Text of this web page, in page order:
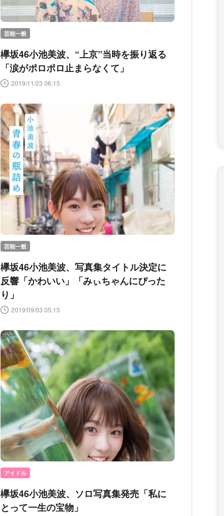
芸能一般
欅坂46小池美波、“上京”当時を振り返る
「涙がポロポロ止まらなくて」
2019/11/23 06:15
芸能一般
欅坂46小池美波、写真集タイトル決定に
反響「かわいい」「みぃちゃんにぴった
り」
2019/09/03 05:15
アイドル
欅坂46小池美波、ソロ写真集発売「私に
とって一生の宝物」